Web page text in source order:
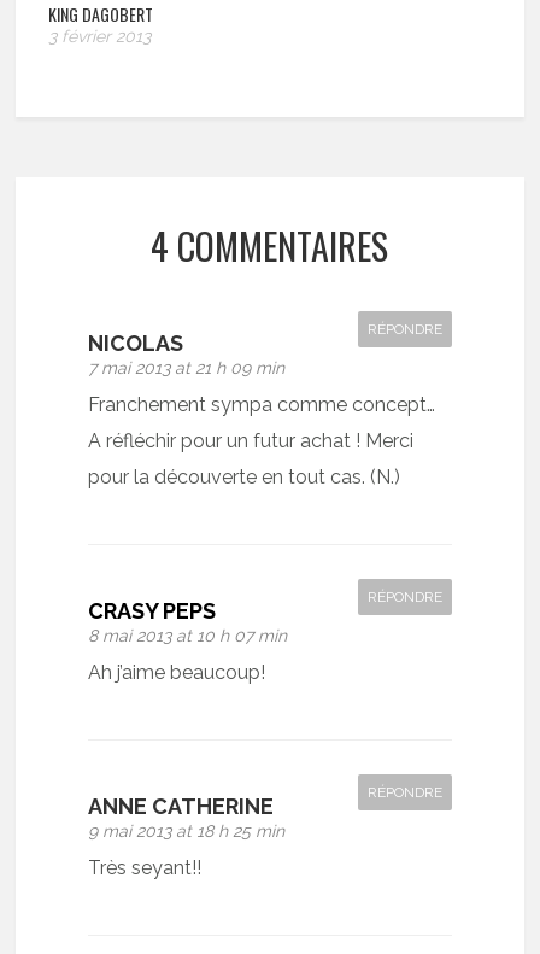
KING DAGOBERT
3 février 2013
4 COMMENTAIRES
NICOLAS
7 mai 2013 at 21 h 09 min
RÉPONDRE
Franchement sympa comme concept…
A réfléchir pour un futur achat ! Merci
pour la découverte en tout cas. (N.)
CRASY PEPS
8 mai 2013 at 10 h 07 min
RÉPONDRE
Ah j’aime beaucoup!
ANNE CATHERINE
9 mai 2013 at 18 h 25 min
RÉPONDRE
Très seyant!!